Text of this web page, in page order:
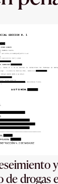
de drogas